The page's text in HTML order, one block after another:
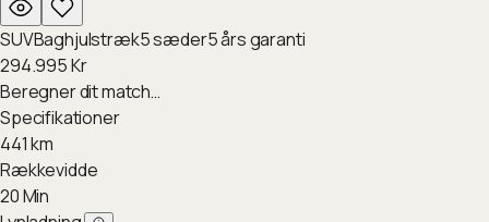
SUVBaghjulstræk5sæder5års garanti
294.995Kr
Beregner dit match…
Specifikationer
441km
Rækkevidde
20Min